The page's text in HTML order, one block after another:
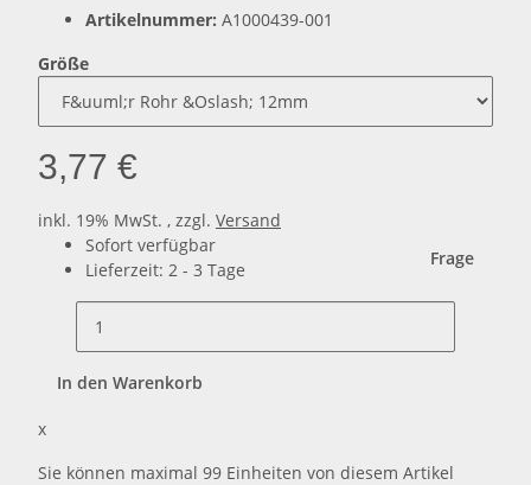
Artikelnummer: A1000439-001
Größe
3,77 €
inkl. 19% MwSt. , zzgl. Versand
Sofort verfügbar
Lieferzeit: 2 - 3 Tage
Frage
In den Warenkorb
x
Sie können maximal 99 Einheiten von diesem Artikel